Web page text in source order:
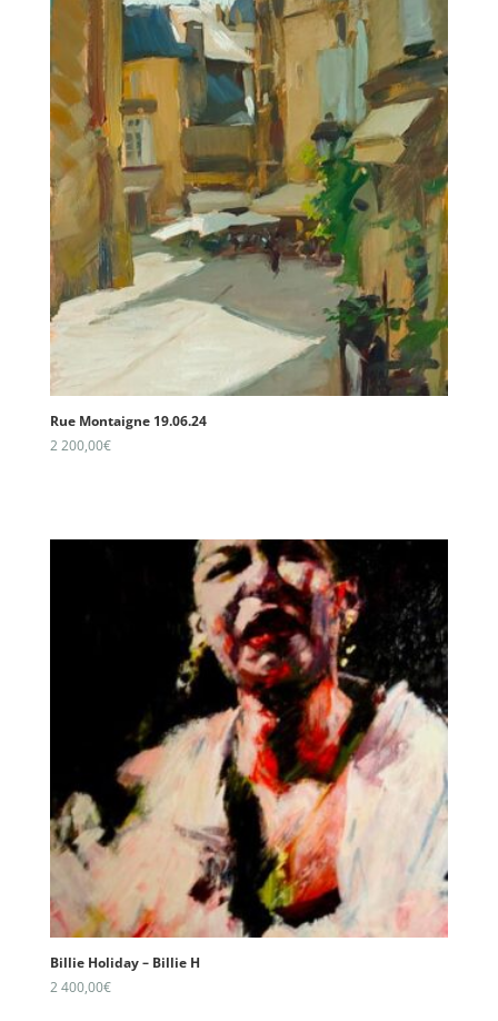
Rue Montaigne 19.06.24
2 200,00€
Billie Holiday – Billie H
2 400,00€